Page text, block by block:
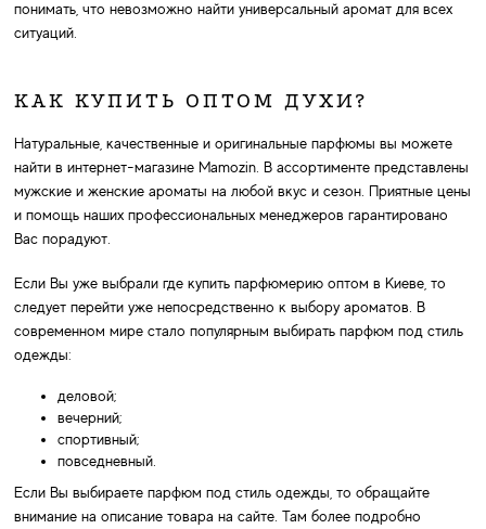
понимать, что невозможно найти универсальный аромат для всех
ситуаций.
КАК КУПИТЬ ОПТОМ ДУХИ?
Натуральные, качественные и оригинальные парфюмы вы можете
найти в интернет-магазине Mamozin. В ассортименте представлены
мужские и женские ароматы на любой вкус и сезон. Приятные цены
и помощь наших профессиональных менеджеров гарантировано
Вас порадуют.
Если Вы уже выбрали где купить парфюмерию оптом в Киеве, то
следует перейти уже непосредственно к выбору ароматов. В
современном мире стало популярным выбирать парфюм под стиль
одежды:
деловой;
вечерний;
спортивный;
повседневный.
Если Вы выбираете парфюм под стиль одежды, то обращайте
внимание на описание товара на сайте. Там более подробно